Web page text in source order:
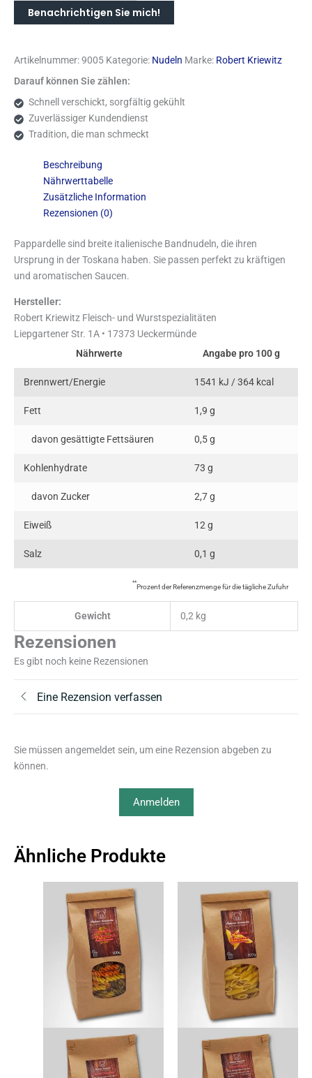
Benachrichtigen Sie mich!
Artikelnummer:9005 Kategorie: Nudeln Marke: Robert Kriewitz
Darauf können Sie zählen:
Schnell verschickt, sorgfältig gekühlt
Zuverlässiger Kundendienst
Tradition, die man schmeckt
Beschreibung
Nährwerttabelle
Zusätzliche Information
Rezensionen (0)
Pappardelle sind breite italienische Bandnudeln, die ihren
Ursprung in der Toskana haben. Sie passen perfekt zu kräftigen
und aromatischen Saucen.
Hersteller:
Robert Kriewitz Fleisch- und Wurstspezialitäten
Liepgartener Str. 1A • 17373 Ueckermünde
Nährwerte
Angabe pro 100 g
Brennwert/Energie 1541 kJ / 364 kcal
Fett 1,9 g
davon gesättigte Fettsäuren 0,5 g
Kohlenhydrate 73 g
davon Zucker 2,7 g
Eiweiß 12 g
Salz 0,1 g
**
Prozent der Referenzmenge für die tägliche Zufuhr
Gewicht 0,2 kg
Rezensionen
Es gibt noch keine Rezensionen
Eine Rezension verfassen
Sie müssen angemeldet sein, um eine Rezension abgeben zu
können.
Anmelden
Ähnliche Produkte